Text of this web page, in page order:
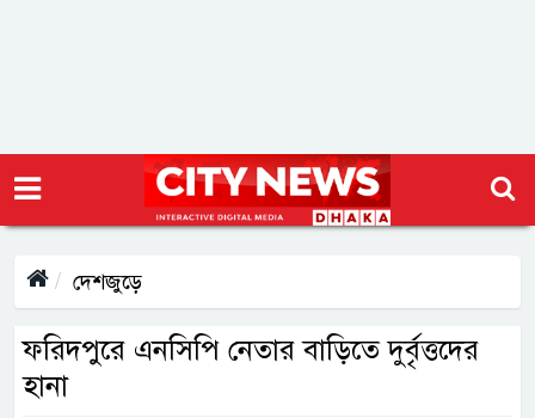
দেশজুড়ে
ফরিদপুরে এনসিপি নেতার বাড়িতে দুর্বৃত্তদের
হানা